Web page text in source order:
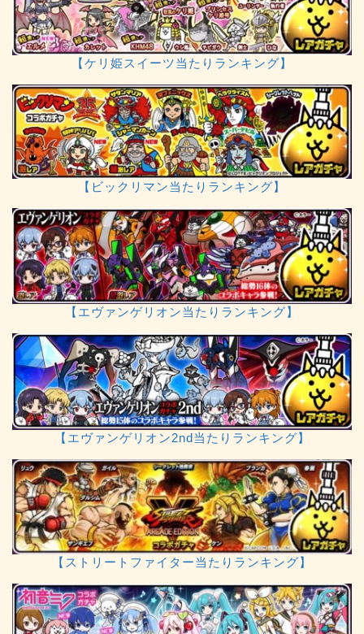
【ケリ姫スイーツ当たりランキング】
【ビックリマン当たりランキング】
【エヴァンゲリオン当たりランキング】
【エヴァンゲリオン2nd当たりランキング】
【ストリートファイター当たりランキング】